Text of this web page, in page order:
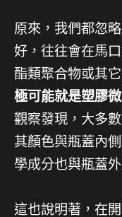
原來，我們都忽
好，往往會在馬
酯類聚合物或其
極可能就是塑膠
觀察發現，大多
其顏色與瓶蓋內
學成分也與瓶蓋
這也說明著，在